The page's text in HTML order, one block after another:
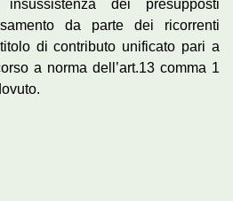
dei presupposti
da parte dei ricorrenti
di contributo unificato pari a
a norma dell’art.13 comma 1